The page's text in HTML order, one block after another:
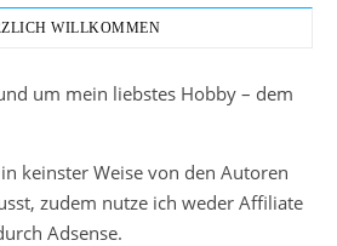
WILLKOMMEN
um mein liebstes Hobby – dem
keinster Weise von den Autoren
zudem nutze ich weder Affiliate
Adsense.